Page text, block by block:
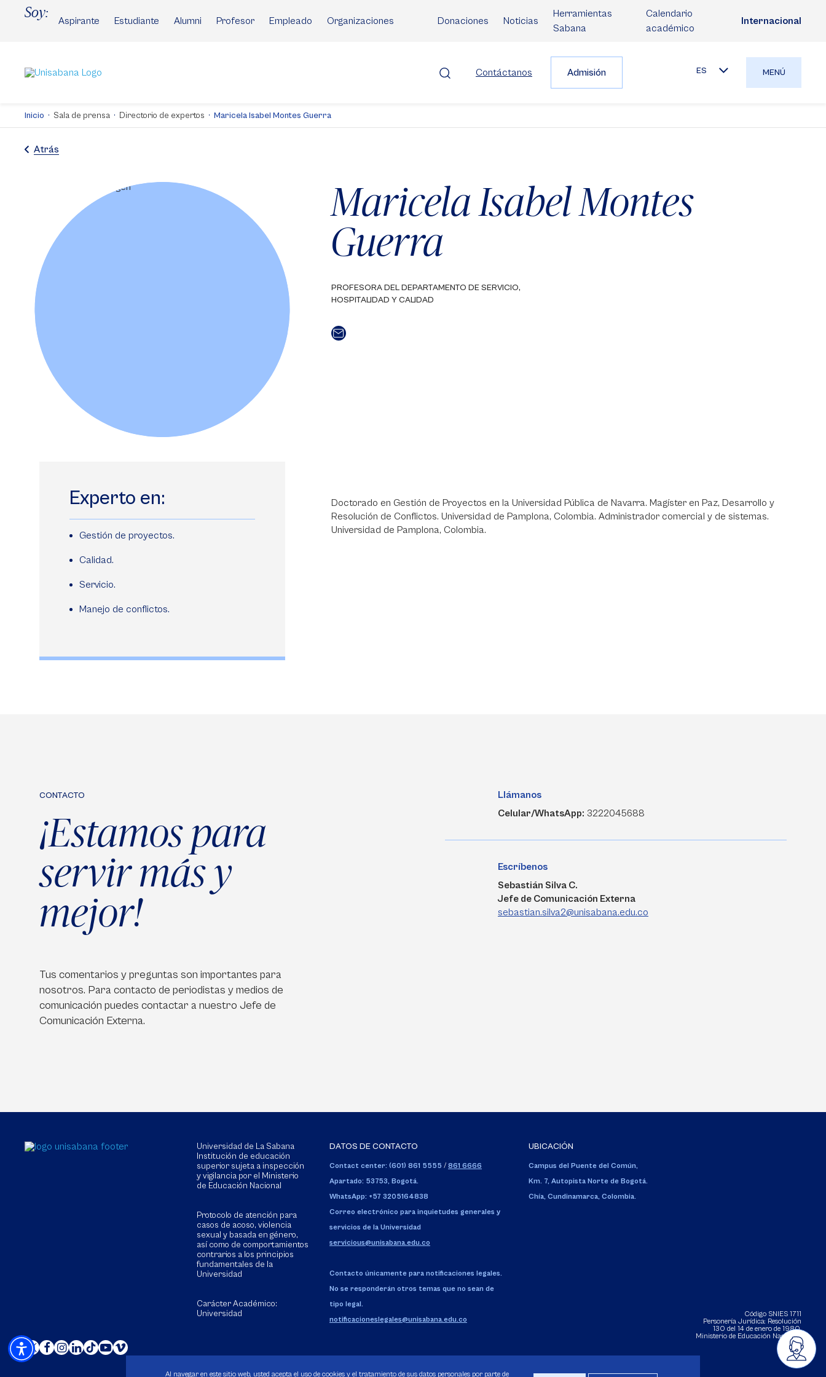
Soy:
Aspirante Estudiante Alumni Profesor Empleado Organizaciones Donaciones Noticias
Herramientas
Sabana
Calendario
académico
Internacional
Contáctanos Admisión ES MENÚ
Inicio Sala de prensa Directorio de expertos Maricela Isabel Montes Guerra
Atrás
Maricela Isabel Montes
Guerra
PROFESORA DEL DEPARTAMENTO DE SERVICIO,
HOSPITALIDAD Y CALIDAD
Experto en:
Gestión de proyectos.
Calidad.
Servicio.
Manejo de conflictos.
Doctorado en Gestión de Proyectos en la Universidad Pública de Navarra. Magíster en Paz, Desarrollo y
Resolución de Conflictos. Universidad de Pamplona, Colombia. Administrador comercial y de sistemas.
Universidad de Pamplona, Colombia.
CONTACTO
¡Estamos para
servir más y
mejor!
Tus comentarios y preguntas son importantes para
nosotros. Para contacto de periodistas y medios de
comunicación puedes contactar a nuestro Jefe de
Comunicación Externa.
Llámanos
Celular/WhatsApp: 3222045688
Escríbenos
Sebastián Silva C.
Jefe de Comunicación Externa
sebastian.silva2@unisabana.edu.co
Universidad de La Sabana
Institución de educación
superior sujeta a inspección
y vigilancia por el Ministerio
de Educación Nacional
Protocolo de atención para
casos de acoso, violencia
sexual y basada en género,
así como de comportamientos
contrarios a los principios
fundamentales de la
Universidad
Carácter Académico:
Universidad
DATOS DE CONTACTO
Contact center: (601) 861 5555 / 861 6666
Apartado: 53753, Bogotá.
WhatsApp: +57 3205164838
Correo electrónico para inquietudes generales y
servicios de la Universidad
servicious@unisabana.edu.co
Contacto únicamente para notificaciones legales.
No se responderán otros temas que no sean de
tipo legal.
notificacioneslegales@unisabana.edu.co
UBICACIÓN
Campus del Puente del Común,
Km. 7, Autopista Norte de Bogotá.
Chía, Cundinamarca, Colombia.
Código SNIES 1711
Personería Jurídica: Resolución
130 del 14 de enero de 1980.
Ministerio de Educación Nacional.
Al navegar en este sitio web, usted acepta el uso de cookies y el tratamiento de sus datos personales por parte de